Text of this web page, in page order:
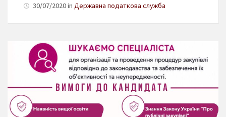
30/07/2020 in Державна податкова служба